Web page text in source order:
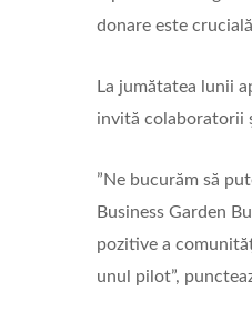
donare este
La jumătatea lunii
invită colaboratorii
”Ne bucurăm să
Business Garden
pozitive a
unul pilot”,